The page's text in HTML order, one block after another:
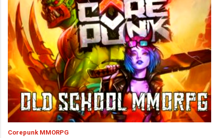
Corepunk MMORPG